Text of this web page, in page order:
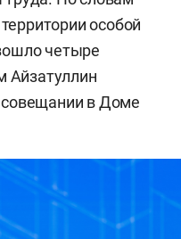
особой
четыре
Айзатуллин
в Доме